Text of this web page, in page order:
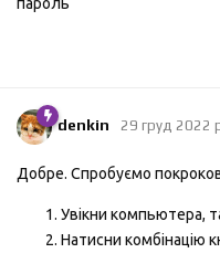
denkin 29 груд 2022
Добре. Спробуємо
Увікни компьютера,
Натисни комбінацію